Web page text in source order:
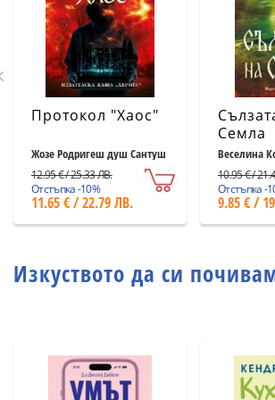
Протокол "Хаос"
Жозе Родригеш душ Сантуш
12.95 € / 25.33 ЛВ.
Отстъпка -10%
11.65 € / 22.79 ЛВ.
Семла
Веселина
10.95 € /
Отстъпка -
9.85 € /
Изкуството да си